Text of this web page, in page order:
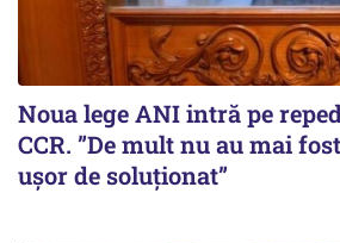
Noua lege ANI intră pe
CCR. ”De mult nu au mai
ușor de soluționat”